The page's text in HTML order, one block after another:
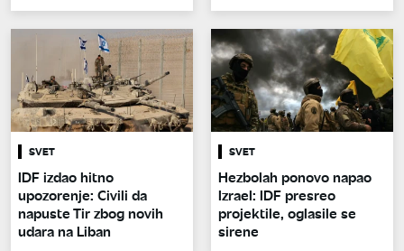
SVET
IDF izdao hitno
upozorenje: Civili da
napuste Tir zbog novih
udara na Liban
SVET
Hezbolah ponovo napao
Izrael: IDF presreo
projektile, oglasile se
sirene